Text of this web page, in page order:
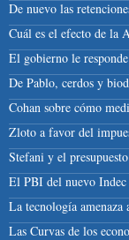
De nuevo las
Cuál es el efecto de la
El gobierno le
De Pablo, cerdos y
Cohan sobre cómo
Zloto a favor del
Stefani y el
El PBI del nuevo Indec
La tecnología amenaza
Las Curvas de los